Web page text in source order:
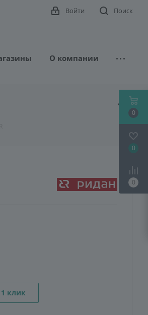
Поиск
Войти
О компании
клик
0
0
0